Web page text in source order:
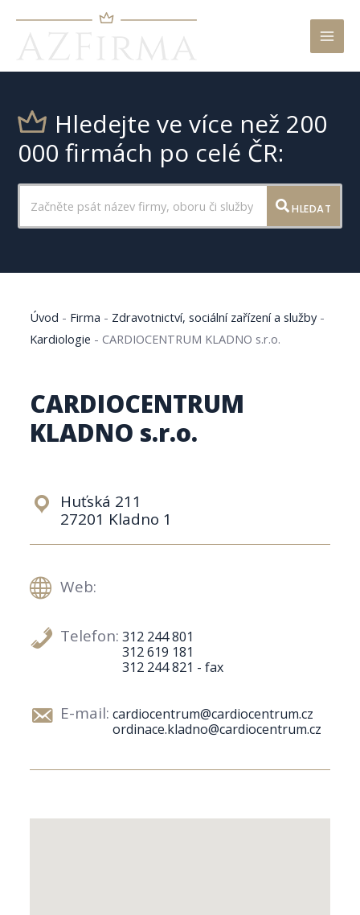
Hledejte ve více než 200
000 firmách po celé ČR:
HLEDAT
Úvod - Firma - Zdravotnictví, sociální zařízení a služby-
Kardiologie -CARDIOCENTRUM KLADNO s.r.o.
CARDIOCENTRUM
KLADNO s.r.o.
Huťská 211
27201 Kladno 1
Web:
Telefon: 312 244 801
312 619 181
312 244 821 - fax
E-mail: cardiocentrum@cardiocentrum.cz
ordinace.kladno@cardiocentrum.cz